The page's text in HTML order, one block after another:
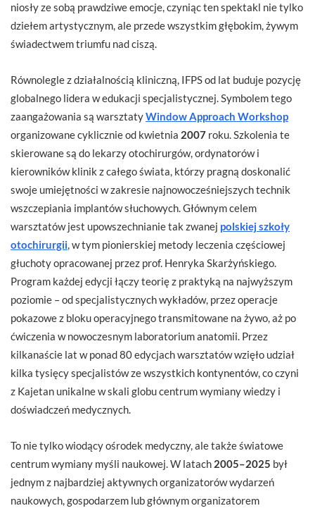
niosły ze sobą prawdziwe emocje, czyniąc ten spektakl nie tylko
dziełem artystycznym, ale przede wszystkim głębokim, żywym
świadectwem triumfu nad ciszą.
Równolegle z działalnością kliniczną, IFPS od lat buduje pozycję
globalnego lidera w edukacji specjalistycznej. Symbolem tego
zaangażowania są warsztatyWindow Approach Workshop
organizowane cyklicznie od kwietnia 2007 roku. Szkolenia te
skierowane są do lekarzy otochirurgów, ordynatorów i
kierowników klinik z całego świata, którzy pragną doskonalić
swoje umiejętności w zakresie najnowocześniejszych technik
wszczepiania implantów słuchowych. Głównym celem
warsztatów jest upowszechnianie tak zwanej polskiej szkoły
otochirurgii, w tym pionierskiej metody leczenia częściowej
głuchoty opracowanej przez prof. Henryka Skarżyńskiego.
Program każdej edycji łączy teorię z praktyką na najwyższym
poziomie – od specjalistycznych wykładów, przez operacje
pokazowe z bloku operacyjnego transmitowane na żywo, aż po
ćwiczenia w nowoczesnym laboratorium anatomii. Przez
kilkanaście lat w ponad 80 edycjach warsztatów wzięło udział
kilka tysięcy specjalistów ze wszystkich kontynentów, co czyni
z Kajetan unikalne w skali globu centrum wymiany wiedzy i
doświadczeń medycznych.
To nie tylko wiodący ośrodek medyczny, ale także światowe
centrum wymiany myśli naukowej. W latach 2005–2025 był
jednym z najbardziej aktywnych organizatorów wydarzeń
naukowych, gospodarzem lub głównym organizatorem